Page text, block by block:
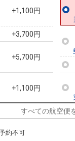
+1,100円
+3,700円
+5,700円
+1,100円
+3,700円
+10,300円
すべての航空便
約不可